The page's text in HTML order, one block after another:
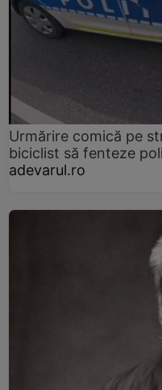
Urmărire comică pe
biciclist să fenteze
adevarul.ro